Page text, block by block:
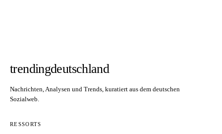
trendingdeutschland
Nachrichten, Analysen und Trends, kuratiert aus dem deutschen
Sozialweb.
RESSORTS